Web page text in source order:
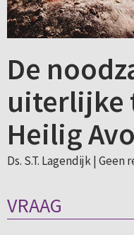
De
uiterlijke
Heilig
Ds. S.T. Lagendijk | Geen
VRAAG